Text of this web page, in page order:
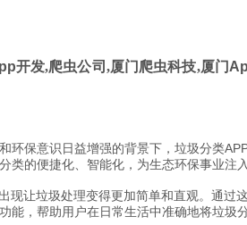
开发,爬虫公司 ,厦门爬虫科技,厦门
环保意识日益增强的背景下，垃圾分类
类的便捷化、智能化，为生态环保事业注
现让垃圾处理变得更加简单和直观。通过
能，帮助用户在日常生活中准确地将垃圾